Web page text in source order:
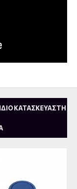
ΚΑΤΑΣΚΕΥΑΣΤΗ